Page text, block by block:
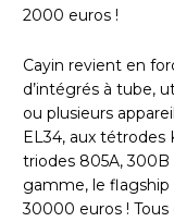
2000 euros !
Cayin revient en
d’intégrés à tube,
ou plusieurs
EL34, aux tétrodes
triodes 805A, 300B
gamme, le flagship
30000 euros !